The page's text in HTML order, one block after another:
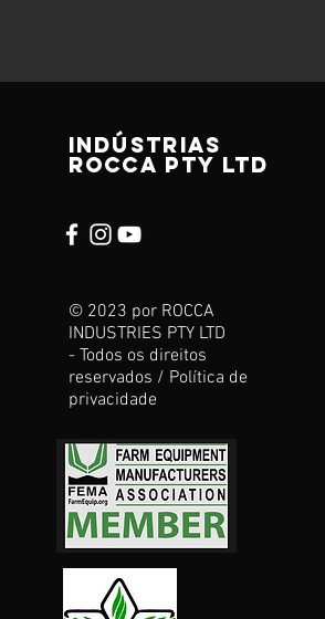
Indústrias
ROCCA pty ltd
© 2023 por ROCCA
INDUSTRIES PTY LTD
- Todos os direitos
reservados / Política de
privacidade